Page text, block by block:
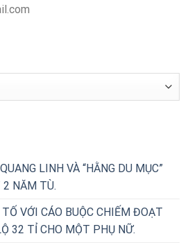
LINH VÀ “HẰNG DU MỤC”
2 NĂM TÙ.
VỚI CÁO BUỘC CHIẾM ĐOẠT
32 TỈ CHO MỘT PHỤ NỮ.